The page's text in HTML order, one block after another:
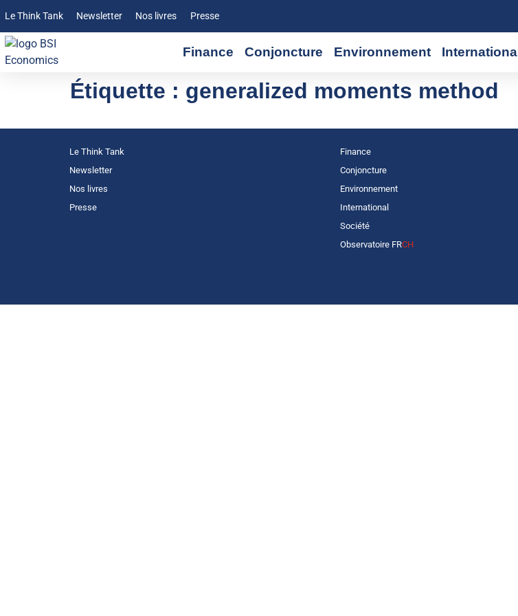
Le Think Tank Newsletter Nos livres Presse
Finance Conjoncture Environnement International
Étiquette : generalized moments method
Le Think Tank
Newsletter
Nos livres
Presse
Finance
Conjoncture
Environnement
International
Société
Observatoire FRCH